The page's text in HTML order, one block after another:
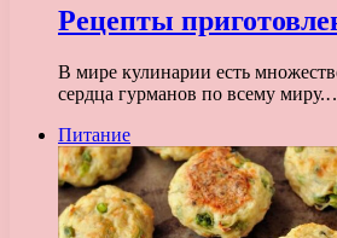
Рецепты
В мире кулинарии есть
сердца гурманов по всему
Питание